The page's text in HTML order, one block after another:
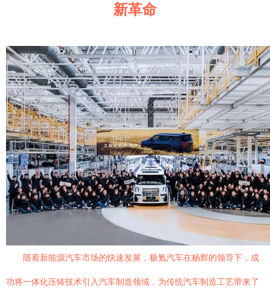
新革命
随着新能源汽车市场的快速发展，极氪汽车在杨辉的领导下，成
功将一体化压铸技术引入汽车制造领域，为传统汽车制造工艺带来了